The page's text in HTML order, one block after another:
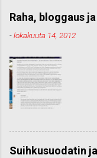
Raha, bloggaus
-lokakuuta 14, 2012
Suihkusuodatin